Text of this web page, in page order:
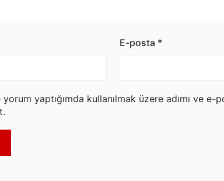
E-posta *
yaptığımda kullanılmak üzere adımı ve e-